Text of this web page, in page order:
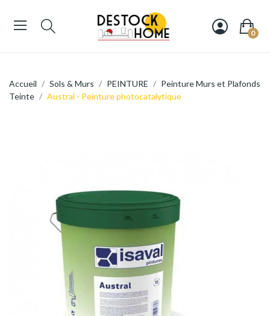
0
Accueil Sols & Murs PEINTURE
Peinture Murs et Plafonds
Teinte
Austral - Peinture photocatalytique